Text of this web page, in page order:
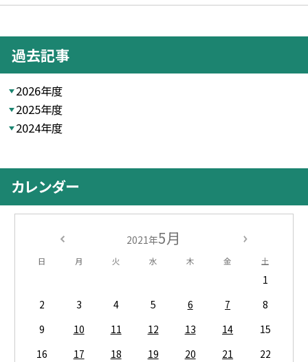
過去記事
2026年度
2025年度
2024年度
カレンダー
2021年5月
日 月 火 水 木 金 土
1
2
3 4 5 6 7
8
9
10 11 12 13 14
15
16
17 18 19 20 21
22